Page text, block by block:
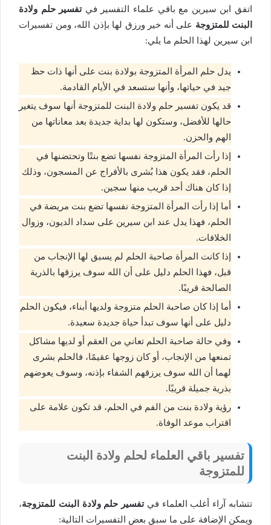
اتفق ابن سيرين مع باقي علماء التفسير فيتفسير حلم ولادة
البنت للمتزوجة على أنه خير ورزق لها بإذن الله، ومن تفسيرات
ابن سيرين لهذا الحلم ما يلي:
يدل حلم المرأة المتزوجة بولادة بنت على أنها ذات حظ
جيد في حياتها، وأنها ستسعد في الأيام القادمة.
قد يكون تفسير حلم ولادة البنت للمتزوجة أنها سوف يتغير
حالها للأفضل، وستكون لها بداية جديدة بعد معاناتها من
الهم والحزن.
إذا رأت المرأة المتزوجة نفسها تضع بنتًا وتحتضنها في
الحلم، فقد يكون هذا بُشرى بالأفراج عن المسجون، وذلك
إذا كان هناك أحد قريب منها سجين.
أما إذا رأت المرأة المتزوجة نفسها تضع بنت مريضة في
الحلم، فهذا يدل عند ابن سيرين على سداد الديون، وزوال
الخلافات.
إذا كانت المرأة صاحبة الحلم لم يسبق لها الإنجاب من
قبل، فهذا الحلم دليل على أن الله سوف يرزقها بالذرية
الصالحة قريبًا.
أما إذا كان صاحبة الحلم متزوجة ولديها أبناء، فيكون الحلم
دليل على أنها سوف تبدأ حياة جديدة سعيدة.
وفي حالة صاحبة الحلم تعاني من العقم أو لديها مشاكل
تمنعها من الإنجاب، أو كان زوجها عقيمًا، فالحلم بشرى
لهما أن الله سوف يرزقهم الشفاء بإذنه، وسوف يعوضهم
بذرية جميلة قريبًا.
رؤية ولادة بنت من الفم في الحلم، قد تكون علامة على
اقتراب موعد الوفاة.
تفسير باقي العلماء لحلم ولادة البنت
للمتزوجة
تتشابه آراء أغلب العلماء في تفسير حلم ولادة البنت للمتزوجة،
ويمكن الإضافة على ما سبق بعض التفسيرات التالية: